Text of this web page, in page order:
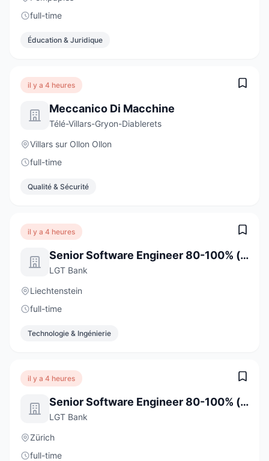
full-time
Éducation & Juridique
il y a 4 heures
Meccanico Di Macchine
Télé-Villars-Gryon-Diablerets
Villars sur Ollon Ollon
full-time
Qualité & Sécurité
il y a 4 heures
Senior Software Engineer 80-100% (w/m/d)
LGT Bank
Liechtenstein
full-time
Technologie & Ingénierie
il y a 4 heures
Senior Software Engineer 80-100% (w/m/d)
LGT Bank
Zürich
full-time